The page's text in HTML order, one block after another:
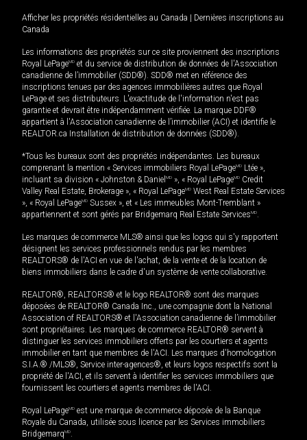
Afficher les propriétés résidentielles au Canada
Dernières inscriptions au
Canada
Les informations des propriétés sur ce site proviennent des inscriptions
Royal LePageMD et du service de distribution de données de l'Association
canadienne de l’immobilier (SDD®). SDD® met en référence des
inscriptions tenues par des agences immobilières autres que Royal
LePage et ses distributeurs. L'exactitude de l'information n'est pas
garantie et devrait être indépendamment vérifiée. La marque DDF®
appartient à l'Association canadienne de l’immobilier (ACI) et identifie le
REALTOR.ca Installation de distribution de données (SDD®).
*Tous les bureaux sont des propriétés indépendantes. Les bureaux
comprenant la mention « Services immobiliers Royal LePageMD Ltée »,
incluant sa division « Johnston & Daniel MD », « Royal LePageMD Credit
Valley Real Estate, Brokerage », « Royal LePageMD West Real Estate Services
», « Royal LePageMD Sussex », et « Les immeubles Mont-Tremblant »
appartiennent et sont gérés par Bridgemarq Real Estate ServicesMD.
Les marques de commerce MLS® ainsi que les logos qui s'y rapportent
désignent les services professionnels rendus par les membres
REALTORS® de l'ACI en vue de l'achat, de la vente et de la location de
biens immobiliers dans le cadre d'un système de vente collaborative.
REALTOR®, REALTORS® et le logo REALTOR® sont des marques
déposées de REALTOR® Canada Inc., une compagnie dont la National
Association of REALTORS® et l'Association canadienne de l’immobilier
sont propriétaires. Les marques de commerce REALTOR® servent à
distinguer les services immobiliers offerts par les courtiers et agents
immobilier en tant que membres de l'ACI. Les marques d'homologation
S.I.A.® /MLS®, Service inter-agences®, et leurs logos respectifs sont la
propriété de l'ACI, et ils servent à identifier les services immobiliers que
fournissent les courtiers et agents membres de l'ACI.
Royal LePageMD est une marque de commerce déposée de la Banque
Royale du Canada, utilisée sous licence par les Services immobiliers
BridgemarqMD.